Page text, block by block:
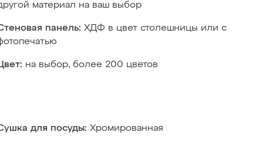
материал на ваш выбор
панель: ХДФ в цвет столешницы или с
на выбор, более 200 цветов
для посуды: Хромированная